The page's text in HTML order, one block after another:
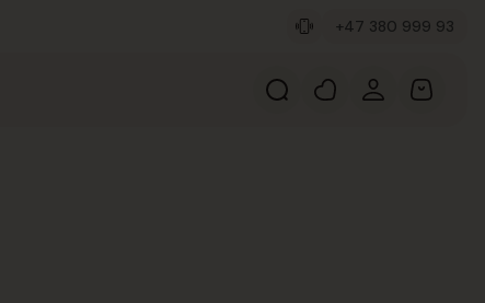
+47 380 999 93